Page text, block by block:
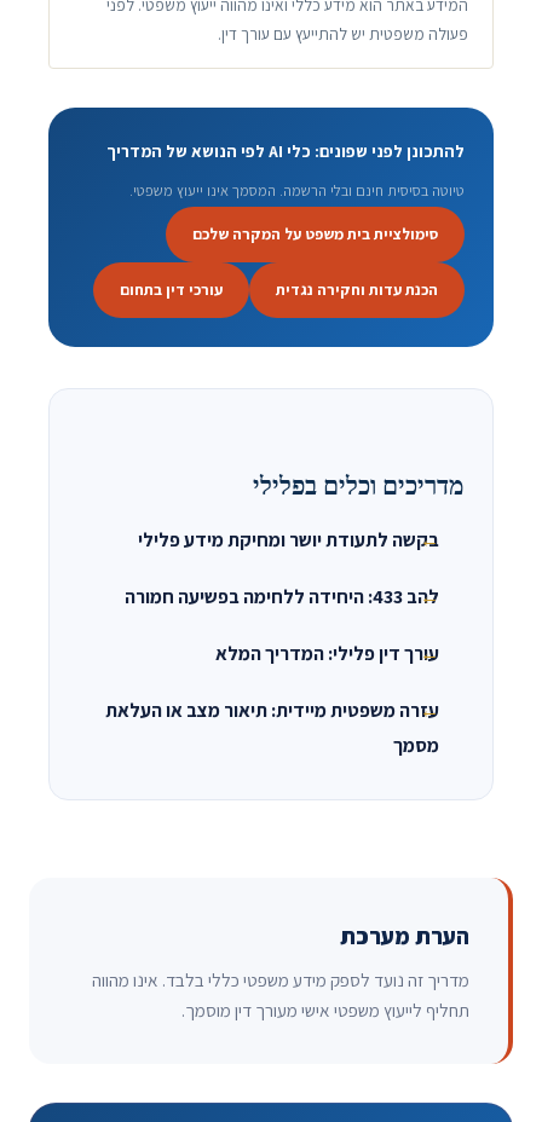
המידע באתר הוא מידע כללי ואינו מהווה ייעוץ משפטי. לפני
פעולה משפטית יש להתייעץ עם עורך דין.
להתכונן לפני שפונים: כלי AI לפי הנושא של המדריך
טיוטה בסיסית חינם ובלי הרשמה. המסמך אינו ייעוץ משפטי.
סימולציית בית משפט על המקרה שלכם
הכנת עדות וחקירה נגדית עורכי דין בתחום
מדריכים וכלים בפלילי
בקשה לתעודת יושר ומחיקת מידע פלילי
להב 433: היחידה ללחימה בפשיעה חמורה
עורך דין פלילי: המדריך המלא
עזרה משפטית מיידית: תיאור מצב או העלאת
מסמך
הערת מערכת
מדריך זה נועד לספק מידע משפטי כללי בלבד. אינו מהווה
תחליף לייעוץ משפטי אישי מעורך דין מוסמך.